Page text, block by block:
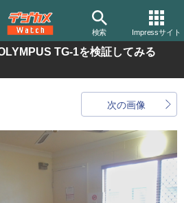
検索 Impressサイト
TG-1を検証してみる
次の画像